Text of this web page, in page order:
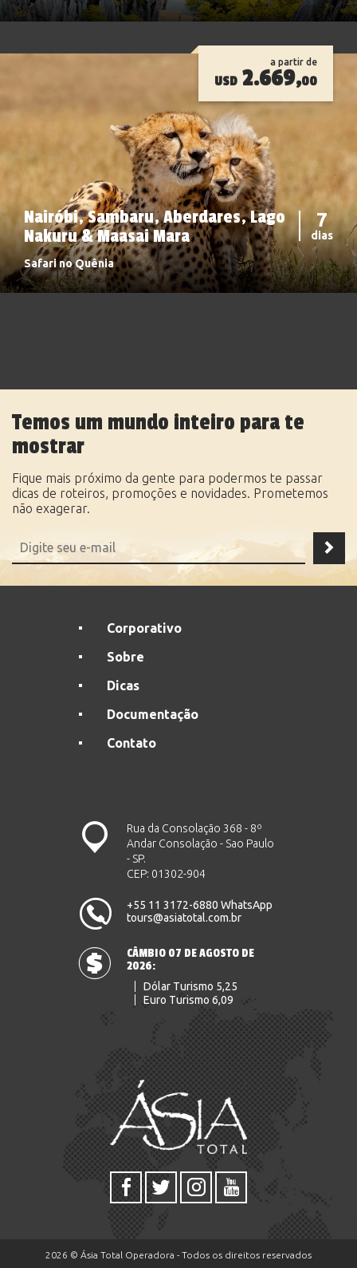
a partir de
USD 2.669,00
Nairóbi, Sambaru, Aberdares, Lago
Nakuru & Maasai Mara
Safari no Quênia
7
dias
Temos um mundo inteiro para te
mostrar
Fique mais próximo da gente para podermos te passar
dicas de roteiros, promoções e novidades. Prometemos
não exagerar.
Corporativo
Sobre
Dicas
Documentação
Contato
Rua da Consolação 368 - 8º
Andar Consolação - Sao Paulo
- SP.
CEP: 01302-904
+55 11 3172-6880 WhatsApp
tours@asiatotal.com.br
CÂMBIO 07 DE AGOSTO DE
2026:
Dólar Turismo 5,25
Euro Turismo 6,09
2026 © Ásia Total Operadora - Todos os direitos reservados